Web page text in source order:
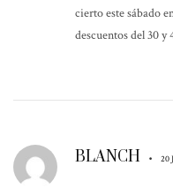
cierto este sábado
descuentos del 30 y
BLANCH • 20